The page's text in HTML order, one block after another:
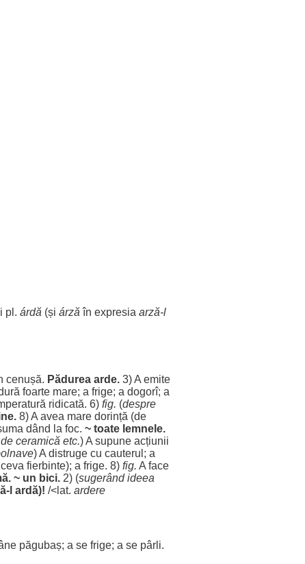
pl. árdă (și árză în expresia arză-l
cenușă. Pădurea arde. 3) A emite
foarte mare; a frige; a dogorî; a
ridicată. 6) fig. (despre
. 8) A avea mare dorință (de
dând la foc. ~ toate lemnele.
de ceramică etc.) A supune acțiunii
) A distruge cu cauterul ; a
fierbinte); a frige. 8) fig. A face
. ~ un bici. 2) (sugerând ideea
l ardă)! /<lat. ardere
păgubaș; a se frige; a se pârli.